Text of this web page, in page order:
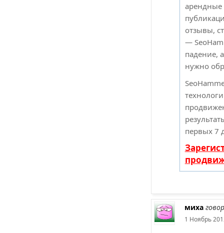
арендные
отзывы,
—
падение,
нужно
первых 7
миха
1 Ноябрь